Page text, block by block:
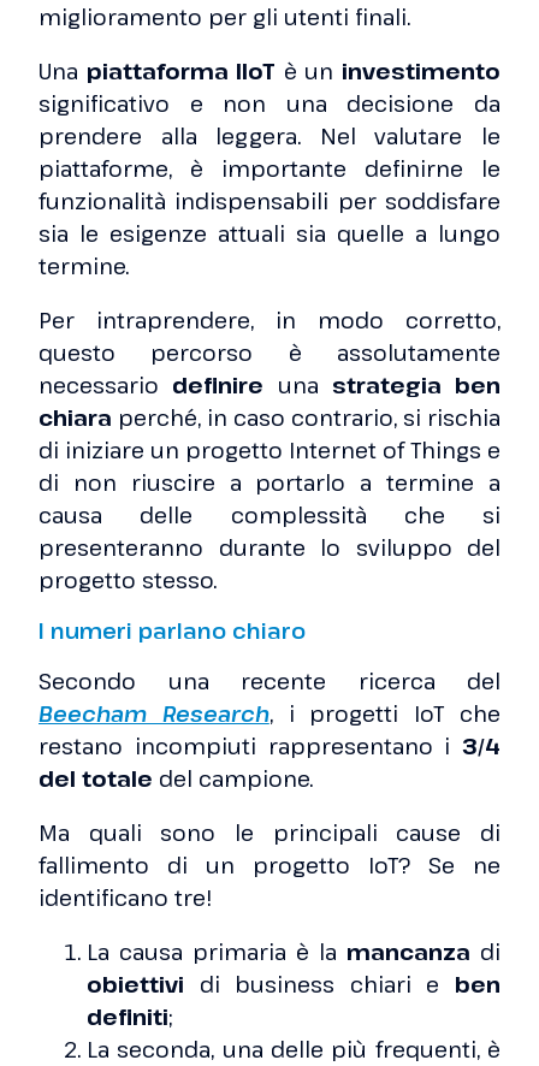
miglioramento per gli utenti finali.
Una piattaforma IIoT è un investimento
significativo e non una decisione da
prendere alla leggera. Nel valutare le
piattaforme, è importante definirne le
funzionalità indispensabili per soddisfare
sia le esigenze attuali sia quelle a lungo
termine.
Per intraprendere, in modo corretto,
questo percorso è assolutamente
necessario definire una strategia ben
chiara perché, in caso contrario, si rischia
di iniziare un progetto Internet of Things e
di non riuscire a portarlo a termine a
causa delle complessità che si
presenteranno durante lo sviluppo del
progetto stesso.
I numeri parlano chiaro
Secondo una recente ricerca del
Beecham Research, i progetti IoT che
restano incompiuti rappresentano i 3/4
del totale del campione.
Ma quali sono le principali cause di
fallimento di un progetto IoT? Se ne
identificano tre!
La causa primaria è la mancanza di
obiettivi di business chiari e ben
definiti;
La seconda, una delle più frequenti, è